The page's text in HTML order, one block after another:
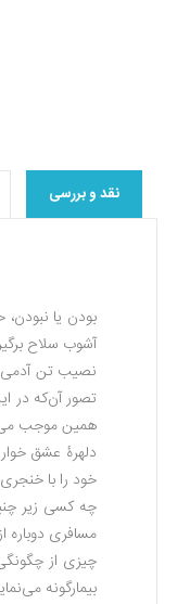
نقد و بررسی
بودن یا
آشوب سلاح
نصیب تن آدمى
تصور آن‌‌که در
همین موجب
دلهرۀ عشق
خود را با
چه کسى زیر
مسافرى دوباره
چیزى از
بیمارگونه